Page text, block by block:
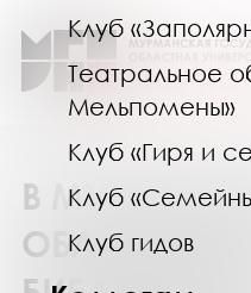
Клуб
Театральное
Мельпомены»
Клуб «Гиря и
Клуб
Клуб гидов
В
ОБЛАСТНОЙ